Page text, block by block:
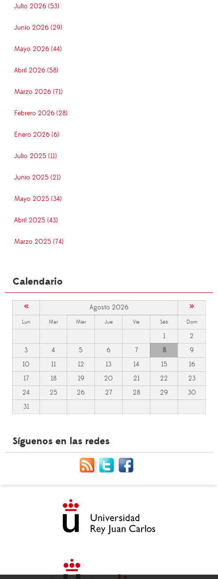
Julio 2026 (53)
Junio 2026 (29)
Mayo 2026 (44)
Abril 2026 (58)
Marzo 2026 (71)
Febrero 2026 (28)
Enero 2026 (6)
Julio 2025 (11)
Junio 2025 (21)
Mayo 2025 (34)
Abril 2025 (43)
Marzo 2025 (74)
Calendario
« Agosto 2026 »
Lun Mar Mier Jue Vie Sáb Dom
1
2
3
4 5 6 7 8
9
10
11 12 13 14 15
16
17
18 19 20 21 22
23
24
25 26 27 28 29
30
31
Síguenos en las redes